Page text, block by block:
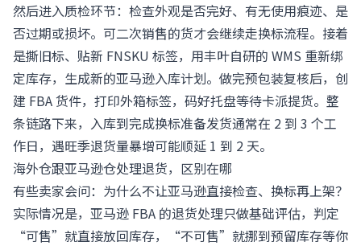
然后进入质检环节：检查外观是否完好、有无使用痕迹、是
否过期或损坏。可二次销售的货才会继续走换标流程。接着
是撕旧标、贴新 FNSKU 标签，用丰叶自研的 WMS 重新绑
定库存，生成新的亚马逊入库计划。做完预包装复核后，创
建 FBA 货件，打印外箱标签，码好托盘等待卡派提货。整
条链路下来，入库到完成换标准备发货通常在 2 到 3 个工
作日，遇旺季退货量暴增可能顺延 1 到 2 天。
海外仓跟亚马逊仓处理退货，区别在哪
有些卖家会问：为什么不让亚马逊直接检查、换标再上架？
实际情况是，亚马逊 FBA 的退货处理只做基础评估，判定
“可售”就直接放回库存，“不可售”就挪到预留库存等你